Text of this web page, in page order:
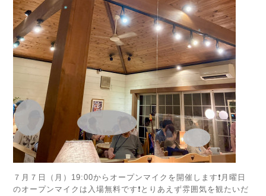
７月７日（月）19:00からオープンマイクを開催します❗️月曜日
のオープンマイクは入場無料です❗️とりあえず雰囲気を観たいだ